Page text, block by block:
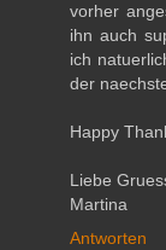
vorher
ihn auch
ich
der
Happy
Liebe
Martina
Antworten